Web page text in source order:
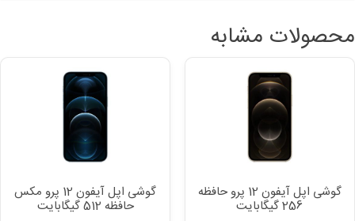
محصولات مشابه
گوشی اپل آیفون 12 پرو حافظه
256 گیگابایت
گوشی اپل آیفون 12 پرو مکس
حافظه 512 گیگابایت